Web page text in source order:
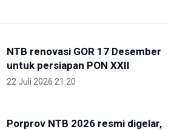
NTB renovasi GOR 17 Desember
untuk persiapan PON XXII
22 Juli 2026 21:20
Porprov NTB 2026 resmi digelar,